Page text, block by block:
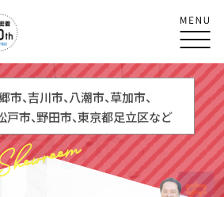
市、吉川市、八潮市、草加市、
戸市、野田市、東京都足立区など